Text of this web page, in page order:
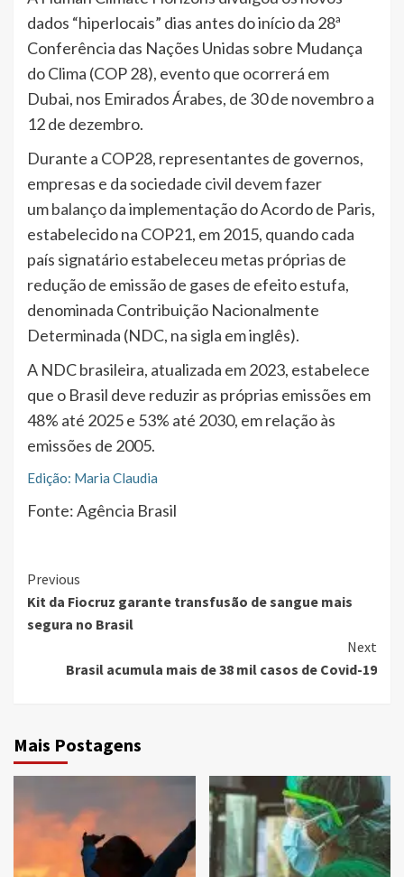
dados “hiperlocais” dias antes do início da 28ª
Conferência das Nações Unidas sobre Mudança
do Clima (COP 28), evento que ocorrerá em
Dubai, nos Emirados Árabes, de 30 de novembro a
12 de dezembro.
Durante a COP28, representantes de governos,
empresas e da sociedade civil devem fazer
umbalançoda implementação do Acordo de Paris,
estabelecido na COP21, em 2015, quando cada
país signatário estabeleceu metas próprias de
redução de emissão de gases de efeito estufa,
denominada Contribuição Nacionalmente
Determinada (NDC, na sigla em inglês).
A NDC brasileira, atualizada em 2023, estabelece
que o Brasil deve reduzir as próprias emissões em
48% até 2025 e 53% até 2030, em relação às
emissões de 2005.
Edição: Maria Claudia
Fonte: Agência Brasil
Continue
Reading
Previous
Kit da Fiocruz garante transfusão de sangue mais
segura no Brasil
Next
Brasil acumula mais de 38 mil casos de Covid-19
Mais Postagens